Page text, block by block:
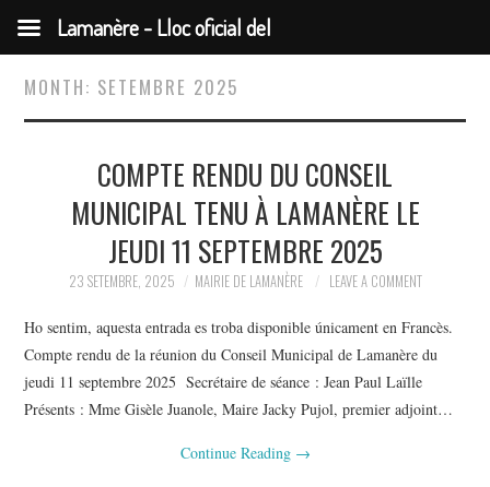
MONTH: SETEMBRE 2025
COMPTE RENDU DU CONSEIL
MUNICIPAL TENU À LAMANÈRE LE
JEUDI 11 SEPTEMBRE 2025
23 SETEMBRE, 2025 MAIRIE DE LAMANÈRE LEAVE A COMMENT
Ho sentim, aquesta entrada es troba disponible únicament en Francès.
Compte rendu de la réunion du Conseil Municipal de Lamanère du
jeudi 11 septembre 2025 Secrétaire de séance : Jean Paul Laïlle
Présents : Mme Gisèle Juanole, Maire Jacky Pujol, premier adjoint…
Continue Reading →
Lamanère - Lloc oficial del
municipi